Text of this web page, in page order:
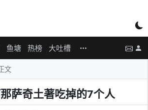
鱼塘 热榜 大吐槽
文
萨奇土著吃掉的7个人